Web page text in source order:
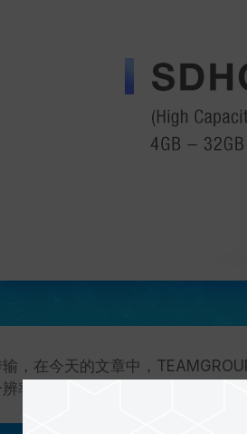
，在今天的文章中，
率和录制高画质视频的高要求。